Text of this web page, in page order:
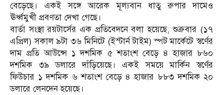
বেড়েছে। একই সঙ্গে আরেক মূল্যবান ধাতু রুপার দামেও
ঊর্ধ্বমুখী প্রবণতা দেখা গেছে।
বার্তা সংস্থা রয়টার্সের এক প্রতিবেদনে বলা হয়েছে, শুক্রবার (১৭
এপ্রিল) সকাল ৯টা ৩৬ মিনিটে (ইস্টার্ন টাইম) স্পট মার্কেটে স্বর্ণের
দাম প্রতি আউন্সে ১ দশমিক ৫ শতাংশ বেড়ে ৪ হাজার ৮৬০
দশমিক ৩৯ ডলারে দাঁড়িয়েছে। একই সময়ে মার্কিন স্বর্ণের
ফিউচার ১ দশমিক ৬ শতাংশ বেড়ে ৪ হাজার ৮৮৩ দশমিক ২০
ডলারে লেনদেন হয়েছে।